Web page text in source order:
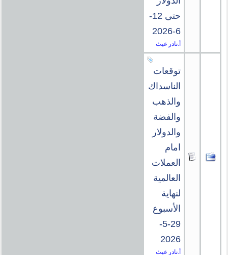
حتى 12-
6-2026
أ.نادر غيث
توقعات
الناسداك
والذهب
والفضة
والدولار
امام
العملات
العالمية
لنهاية
الأسبوع
29-5-
2026
أ.نادر غيث